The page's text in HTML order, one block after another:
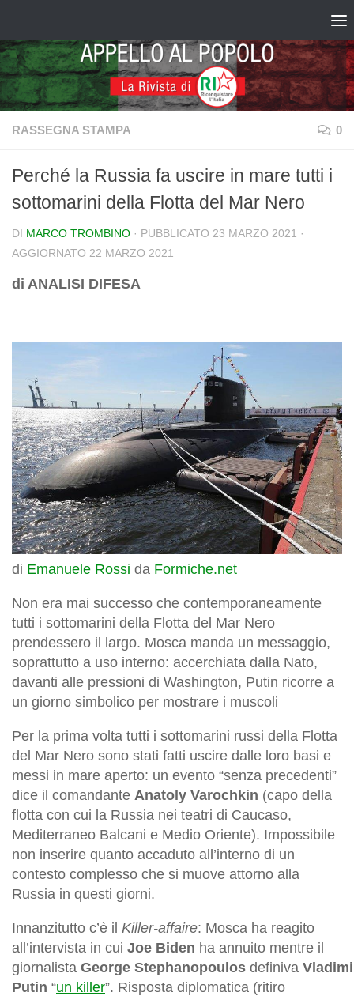
RASSEGNA STAMPA 0
Perché la Russia fa uscire in mare tutti i
sottomarini della Flotta del Mar Nero
DI MARCO TROMBINO · PUBBLICATO 23 MARZO 2021 ·
AGGIORNATO 22 MARZO 2021
di ANALISI DIFESA
di Emanuele Rossi da Formiche.net
Non era mai successo che contemporaneamente
tutti i sottomarini della Flotta del Mar Nero
prendessero il largo. Mosca manda un messaggio,
soprattutto a uso interno: accerchiata dalla Nato,
davanti alle pressioni di Washington, Putin ricorre a
un giorno simbolico per mostrare i muscoli
Per la prima volta tutti i sottomarini russi della Flotta
del Mar Nero sono stati fatti uscire dalle loro basi e
messi in mare aperto: un evento “senza precedenti”
dice il comandante Anatoly Varochkin (capo della
flotta con cui la Russia nei teatri di Caucaso,
Mediterraneo Balcani e Medio Oriente). Impossibile
non inserire quanto accaduto all’interno di un
contesto complesso che si muove attorno alla
Russia in questi giorni.
Innanzitutto c’è il Killer-affaire: Mosca ha reagito
all’intervista in cui Joe Biden ha annuito mentre il
giornalista George Stephanopoulos definiva
Putin “un killer”. Risposta diplomatica (ritiro